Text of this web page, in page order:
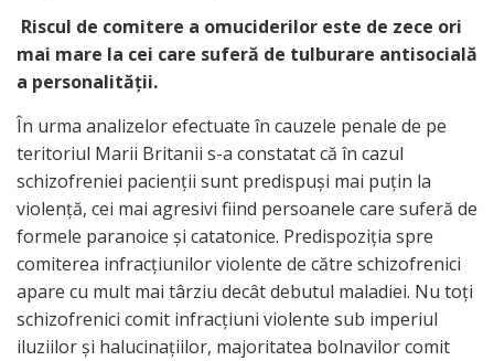
Riscul de comitere a omuciderilor este de zece ori
mai mare la cei care suferă de tulburare antisocială
a personalităţii.
În urma analizelor efectuate în cauzele penale de pe
teritoriul Marii Britanii s-a constatat că în cazul
schizofreniei pacienţii sunt predispuşi mai puţin la
violenţă, cei mai agresivi fiind persoanele care suferă de
formele paranoice şi catatonice. Predispoziţia spre
comiterea infracţiunilor violente de către schizofrenici
apare cu mult mai târziu decât debutul maladiei. Nu toţi
schizofrenici comit infracţiuni violente sub imperiul
iluziilor şi halucinaţiilor, majoritatea bolnavilor comit